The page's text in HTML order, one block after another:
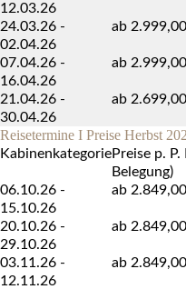
12.03.26
24.03.26 -
02.04.26
ab
07.04.26 -
16.04.26
ab
21.04.26 -
30.04.26
ab
Reisetermine I Preise Herbst
KabinenkategoriePreise p.
Belegung)
06.10.26 -
15.10.26
ab
20.10.26 -
29.10.26
ab
03.11.26 -
12.11.26
ab